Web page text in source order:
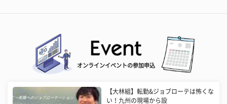
オンラインイベントの参加申込
【大林組】転勤&ジョブローテは怖くな
い！九州の現場から設